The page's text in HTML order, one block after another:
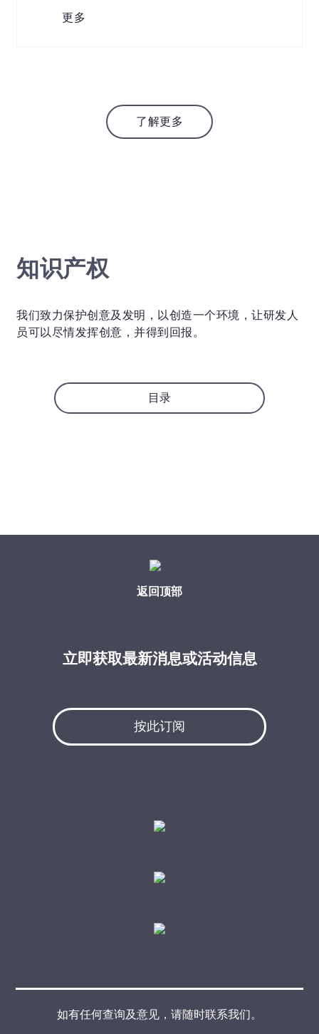
更多
了解更多
知识产权
我们致力保护创意及发明，以创造一个环境，让研发人
员可以尽情发挥创意，并得到回报。
目录
返回顶部
立即获取最新消息或活动信息
按此订阅
如有任何查询及意见，请随时联系我们。